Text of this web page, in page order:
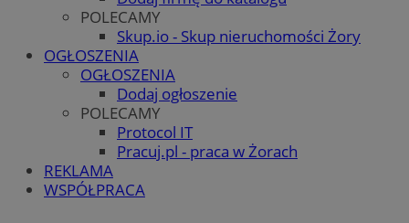
POLECAMY
Skup.io - Skup nieruchomości Żory
OGŁOSZENIA
OGŁOSZENIA
Dodaj ogłoszenie
POLECAMY
Protocol IT
Pracuj.pl - praca w Żorach
REKLAMA
WSPÓŁPRACA